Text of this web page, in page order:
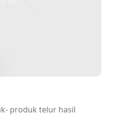
produk telur hasil